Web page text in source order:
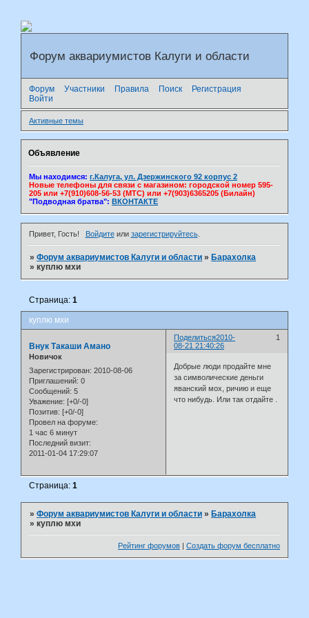
Форум аквариумистов Калуги и области
Форум Участники Правила Поиск
Регистрация
Войти
Активные темы
Объявление
Мы находимся: г.Калуга, ул. Дзержинского 92 корпус 2
Новые телефоны для связи с магазином: городской номер 595-
205 или +7(910)608-56-53 (МТС) или +7(903)6365205 (Билайн)
"Подводная братва": ВКОНТАКТЕ
Привет, Гость! Войдитеили зарегистрируйтесь.
»Форум аквариумистов Калуги и области » Барахолка
»куплю мхи
куплю мхи
Страница:1
Поделиться 1
2010-
08-21 21:40:26
Внук Такаши Амано
Новичок
Зарегистрирован: 2010-08-06
Приглашений: 0
Сообщений: 5
Уважение: [+0/-0]
Позитив: [+0/-0]
Провел на форуме:
1 час 6 минут
Последний визит:
2011-01-04 17:29:07
Добрые люди продайте мне
за символические деньги
яванский мох, ричию и еще
что нибудь. Или так отдайте .
Страница:1
»Форум аквариумистов Калуги и области » Барахолка
»куплю мхи
Рейтинг форумов | Создать форум бесплатно